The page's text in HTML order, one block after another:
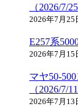
（2026/7/25
2026年7月25
E257系
2026年7月15
マヤ50-
（2026/7/11
2026年7月13